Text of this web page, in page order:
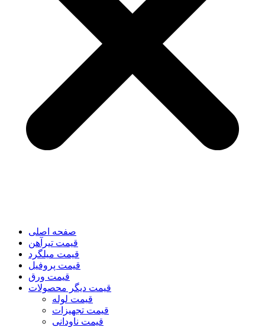
صفحه اصلی
قیمت تیرآهن
قیمت میلگرد
قیمت پروفیل
قیمت ورق
قیمت دیگر محصولات
قیمت لوله
قیمت تجهیزات
قیمت ناودانی